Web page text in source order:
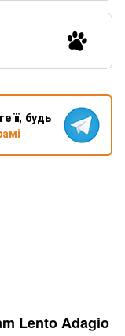
її, будь
Lento Adagio